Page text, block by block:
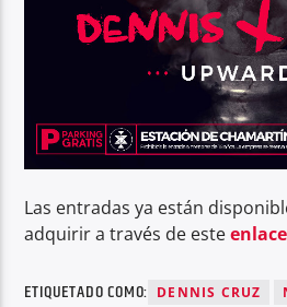
Las entradas ya están
adquirir a través de este enlace
ETIQUETADO COMO: DENNIS CRUZ